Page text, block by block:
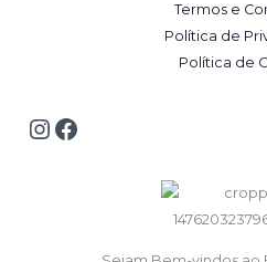
Termos e
Política de
Política de